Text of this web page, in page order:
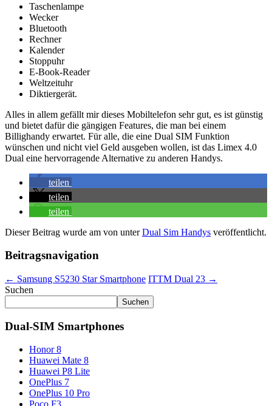
Taschenlampe
Wecker
Bluetooth
Rechner
Kalender
Stoppuhr
E-Book-Reader
Weltzeituhr
Diktiergerät.
Alles in allem gefällt mir dieses Mobiltelefon sehr gut, es ist günstig
und bietet dafür die gängigen Features, die man bei einem
Billighandy erwartet. Für alle, die eine Dual SIM Funktion
wünschen und nicht viel Geld ausgeben wollen, ist das Limex 4.0
Dual eine hervorragende Alternative zu anderen Handys.
teilen
teilen
teilen
Dieser Beitrag wurde am von unterDual Sim Handys veröffentlicht.
Beitragsnavigation
← Samsung S5230 Star Smartphone ITTM Dual 23 →
Suchen
Suchen
Dual-SIM Smartphones
Honor 8
Huawei Mate 8
Huawei P8 Lite
OnePlus 7
OnePlus 10 Pro